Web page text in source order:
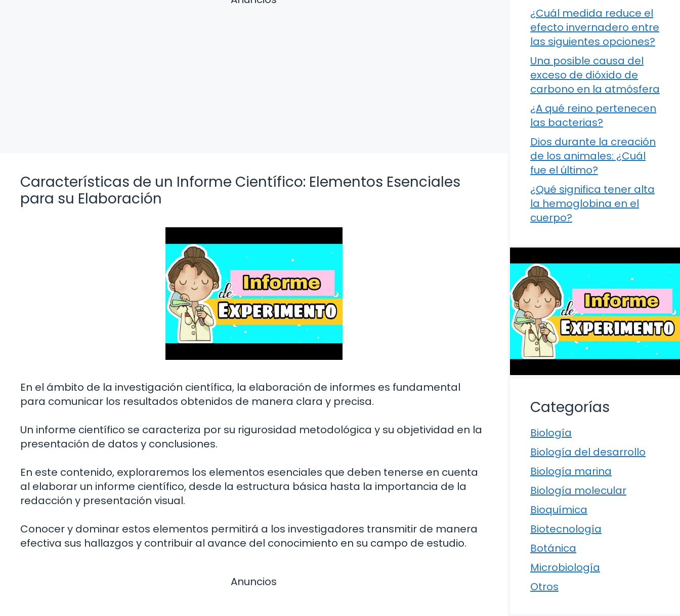
Características de un Informe Científico: Elementos Esenciales
para su Elaboración
En el ámbito de la investigación científica, la elaboración de informes es fundamental
para comunicar los resultados obtenidos de manera clara y precisa.
Un informe científico se caracteriza por su rigurosidad metodológica y su objetividad en la
presentación de datos y conclusiones.
En este contenido, exploraremos los elementos esenciales que deben tenerse en cuenta
al elaborar un informe científico, desde la estructura básica hasta la importancia de la
redacción y presentación visual.
Conocer y dominar estos elementos permitirá a los investigadores transmitir de manera
efectiva sus hallazgos y contribuir al avance del conocimiento en su campo de estudio.
Anuncios
¿Cuál medida reduce el
efecto invernadero entre
las siguientes opciones?
Una posible causa del
exceso de dióxido de
carbono en la atmósfera
¿A qué reino pertenecen
las bacterias?
Dios durante la creación
de los animales: ¿Cuál
fue el último?
¿Qué significa tener alta
la hemoglobina en el
cuerpo?
Categorías
Biología
Biología del desarrollo
Biología marina
Biología molecular
Bioquímica
Biotecnología
Botánica
Microbiología
Otros